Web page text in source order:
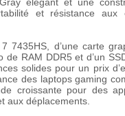
et résistance aux
7435HS, d’une carte
RAM DDR5 et d’un
solides pour un prix
des laptops gaming
croissante pour des
aux déplacements.